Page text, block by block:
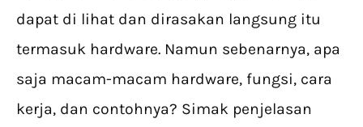
dapat di lihat dan dirasakan langsung itu
termasuk hardware. Namun sebenarnya, apa
saja macam-macam hardware, fungsi, cara
kerja, dan contohnya? Simak penjelasan